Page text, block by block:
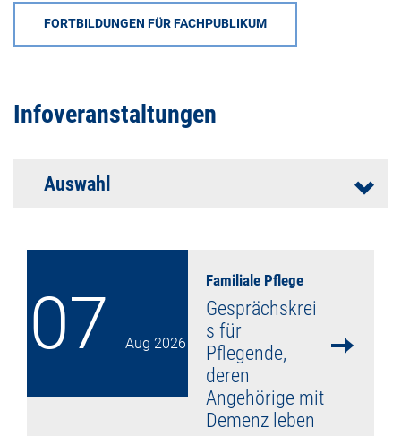
FORTBILDUNGEN FÜR FACHPUBLIKUM
Infoveranstaltungen
Auswahl
07 Aug 2026
Familiale Pflege
Gesprächskrei
s für
Pflegende,
deren
Angehörige mit
Demenz leben